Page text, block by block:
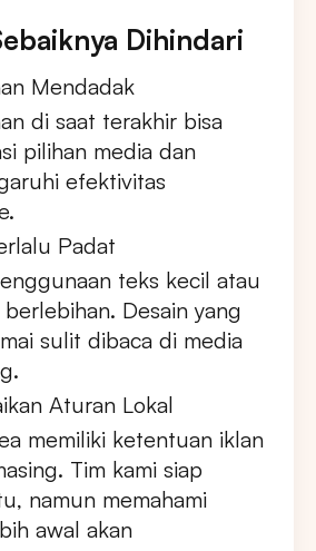
Dihindari
Mendadak
di saat terakhir bisa
pilihan media dan
efektivitas
Padat
teks kecil atau
Desain yang
sulit dibaca di media
Aturan Lokal
memiliki ketentuan iklan
Tim kami siap
namun memahami
awal akan